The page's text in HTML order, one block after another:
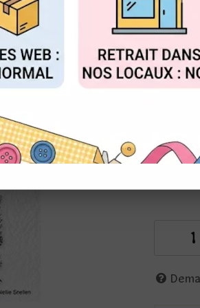
Valable
Réf. :
Nellie
10 x 14